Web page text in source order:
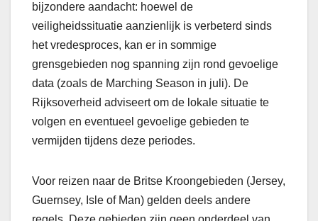
bijzondere aandacht: hoewel de
veiligheidssituatie aanzienlijk is verbeterd sinds
het vredesproces, kan er in sommige
grensgebieden nog spanning zijn rond gevoelige
data (zoals de Marching Season in juli). De
Rijksoverheid adviseert om de lokale situatie te
volgen en eventueel gevoelige gebieden te
vermijden tijdens deze periodes.
Voor reizen naar de Britse Kroongebieden (Jersey,
Guernsey, Isle of Man) gelden deels andere